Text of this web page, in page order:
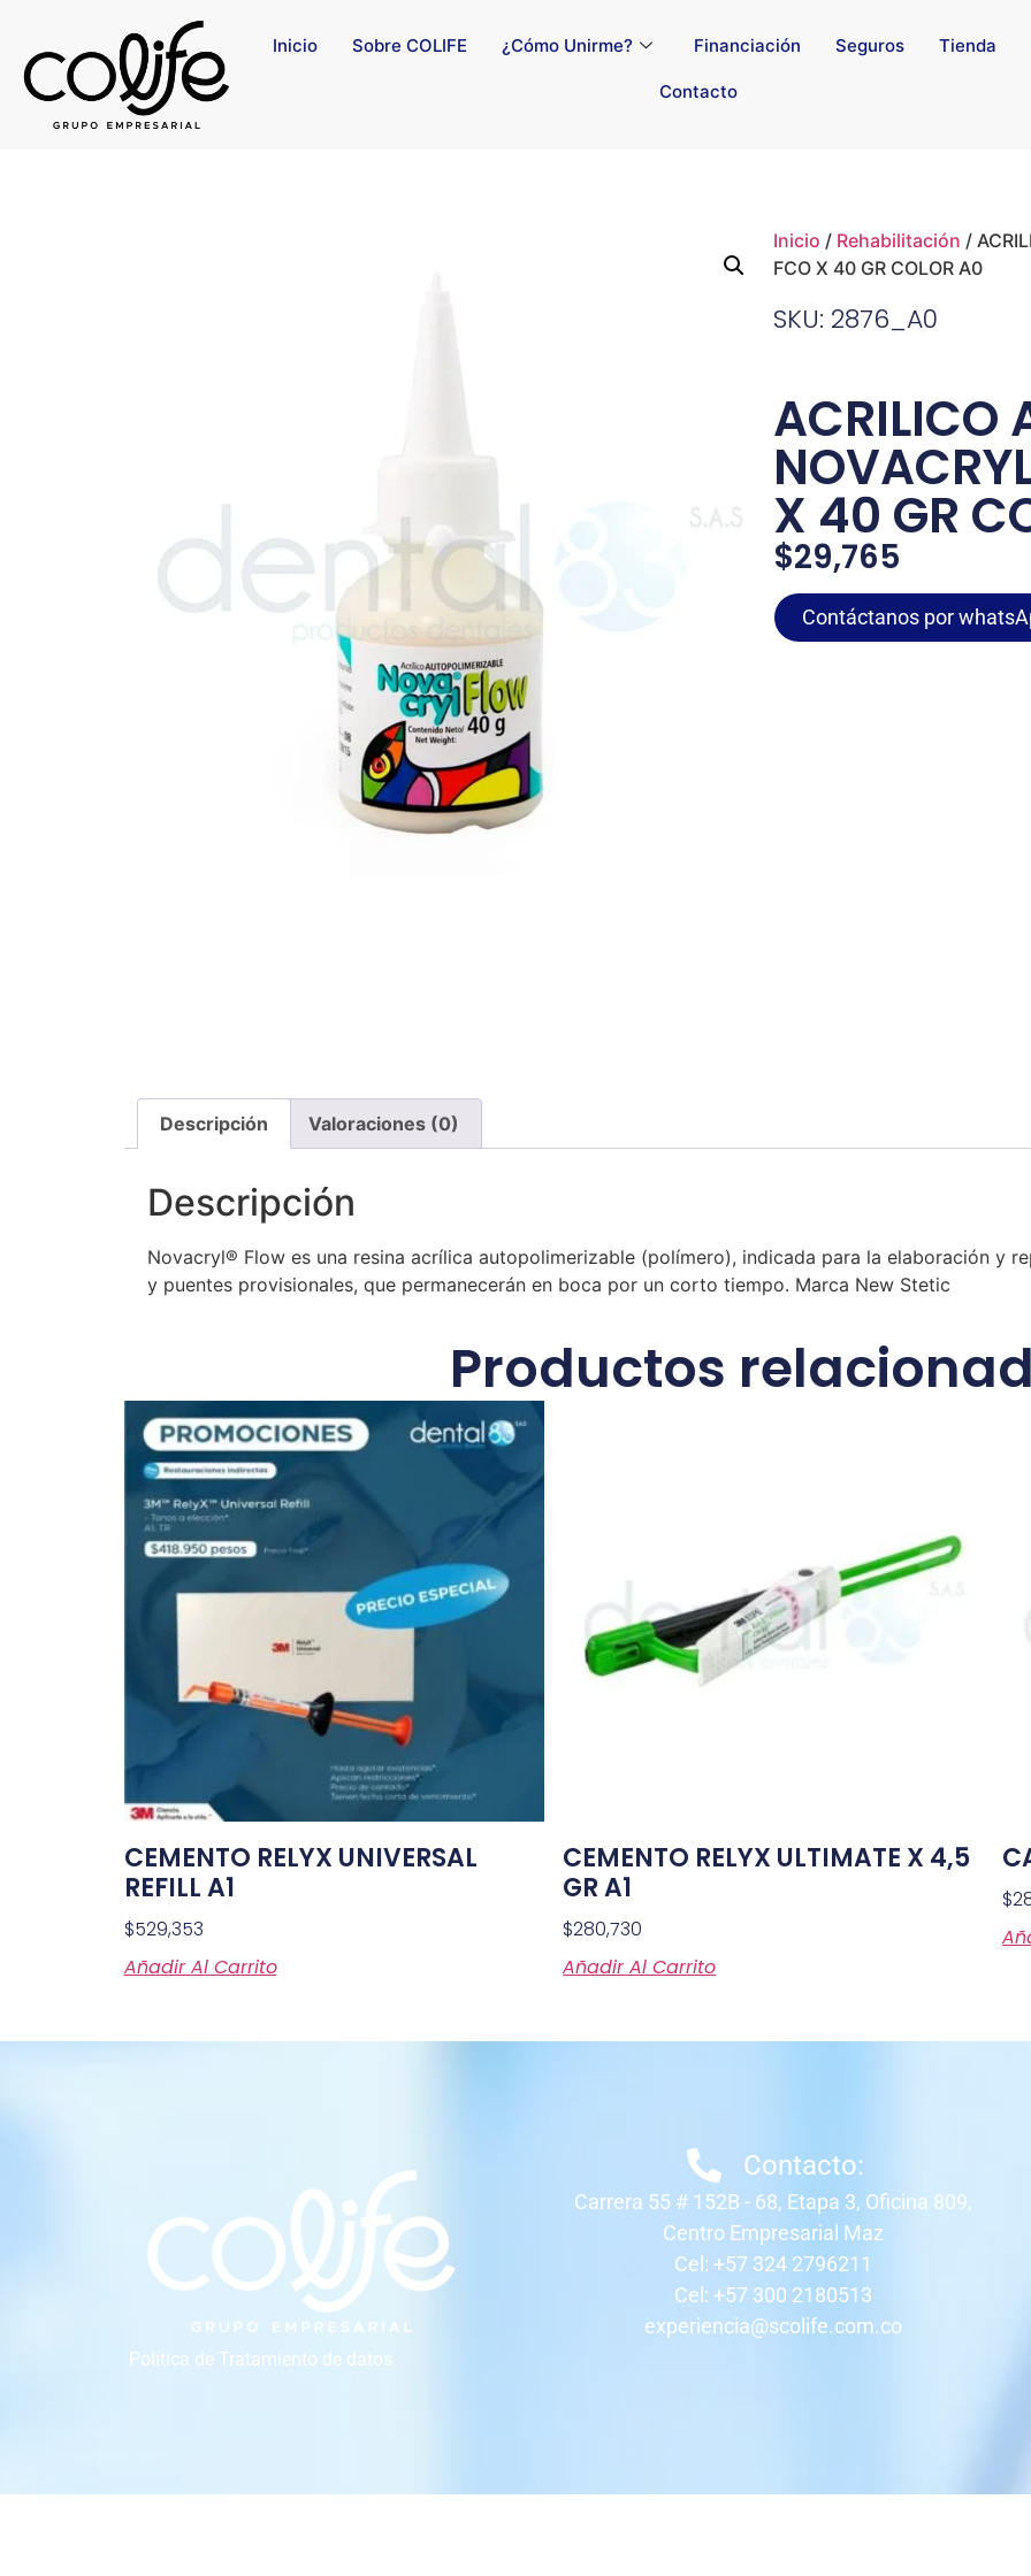
Inicio Sobre COLIFE ¿Cómo Unirme? Financiación Seguros Tienda
Contacto
Inicio / Rehabilitación /
FCO X 40 GR COLOR A0
SKU: 2876_A0
ACRILICO
X 40 GR
$29,765
Contáctanos por
Descripción Valoraciones (0)
Descripción
Novacryl® Flow es una resina acrílica autopolimerizable (polímero), indicada para la elaboración y
y puentes provisionales, que permanecerán en boca por un corto tiempo. Marca New Stetic
Productos
CEMENTO RELYX UNIVERSAL
REFILL A1
$529,353
Añadir Al Carrito
CEMENTO RELYX ULTIMATE X 4,5
GR A1
$280,730
Añadir Al Carrito
$
Política de Tratamiento de datos
Contacto:
Carrera 55 # 152B - 68, Etapa 3, Oficina 809,
Centro Empresarial Maz
Cel: +57 324 2796211
Cel: +57 300 2180513
experiencia@scolife.com.co